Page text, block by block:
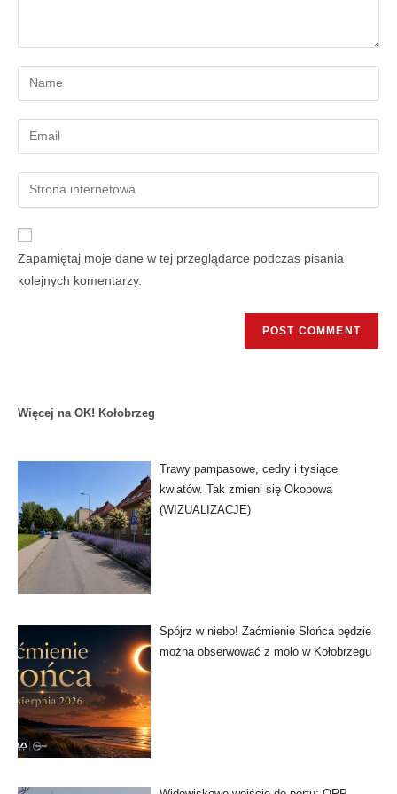
Zapamiętaj moje dane w tej przeglądarce podczas pisania
kolejnych komentarzy.
Więcej na OK! Kołobrzeg
Trawy pampasowe, cedry i tysiące
kwiatów. Tak zmieni się Okopowa
(WIZUALIZACJE)
Spójrz w niebo! Zaćmienie Słońca będzie
można obserwować z molo w Kołobrzegu